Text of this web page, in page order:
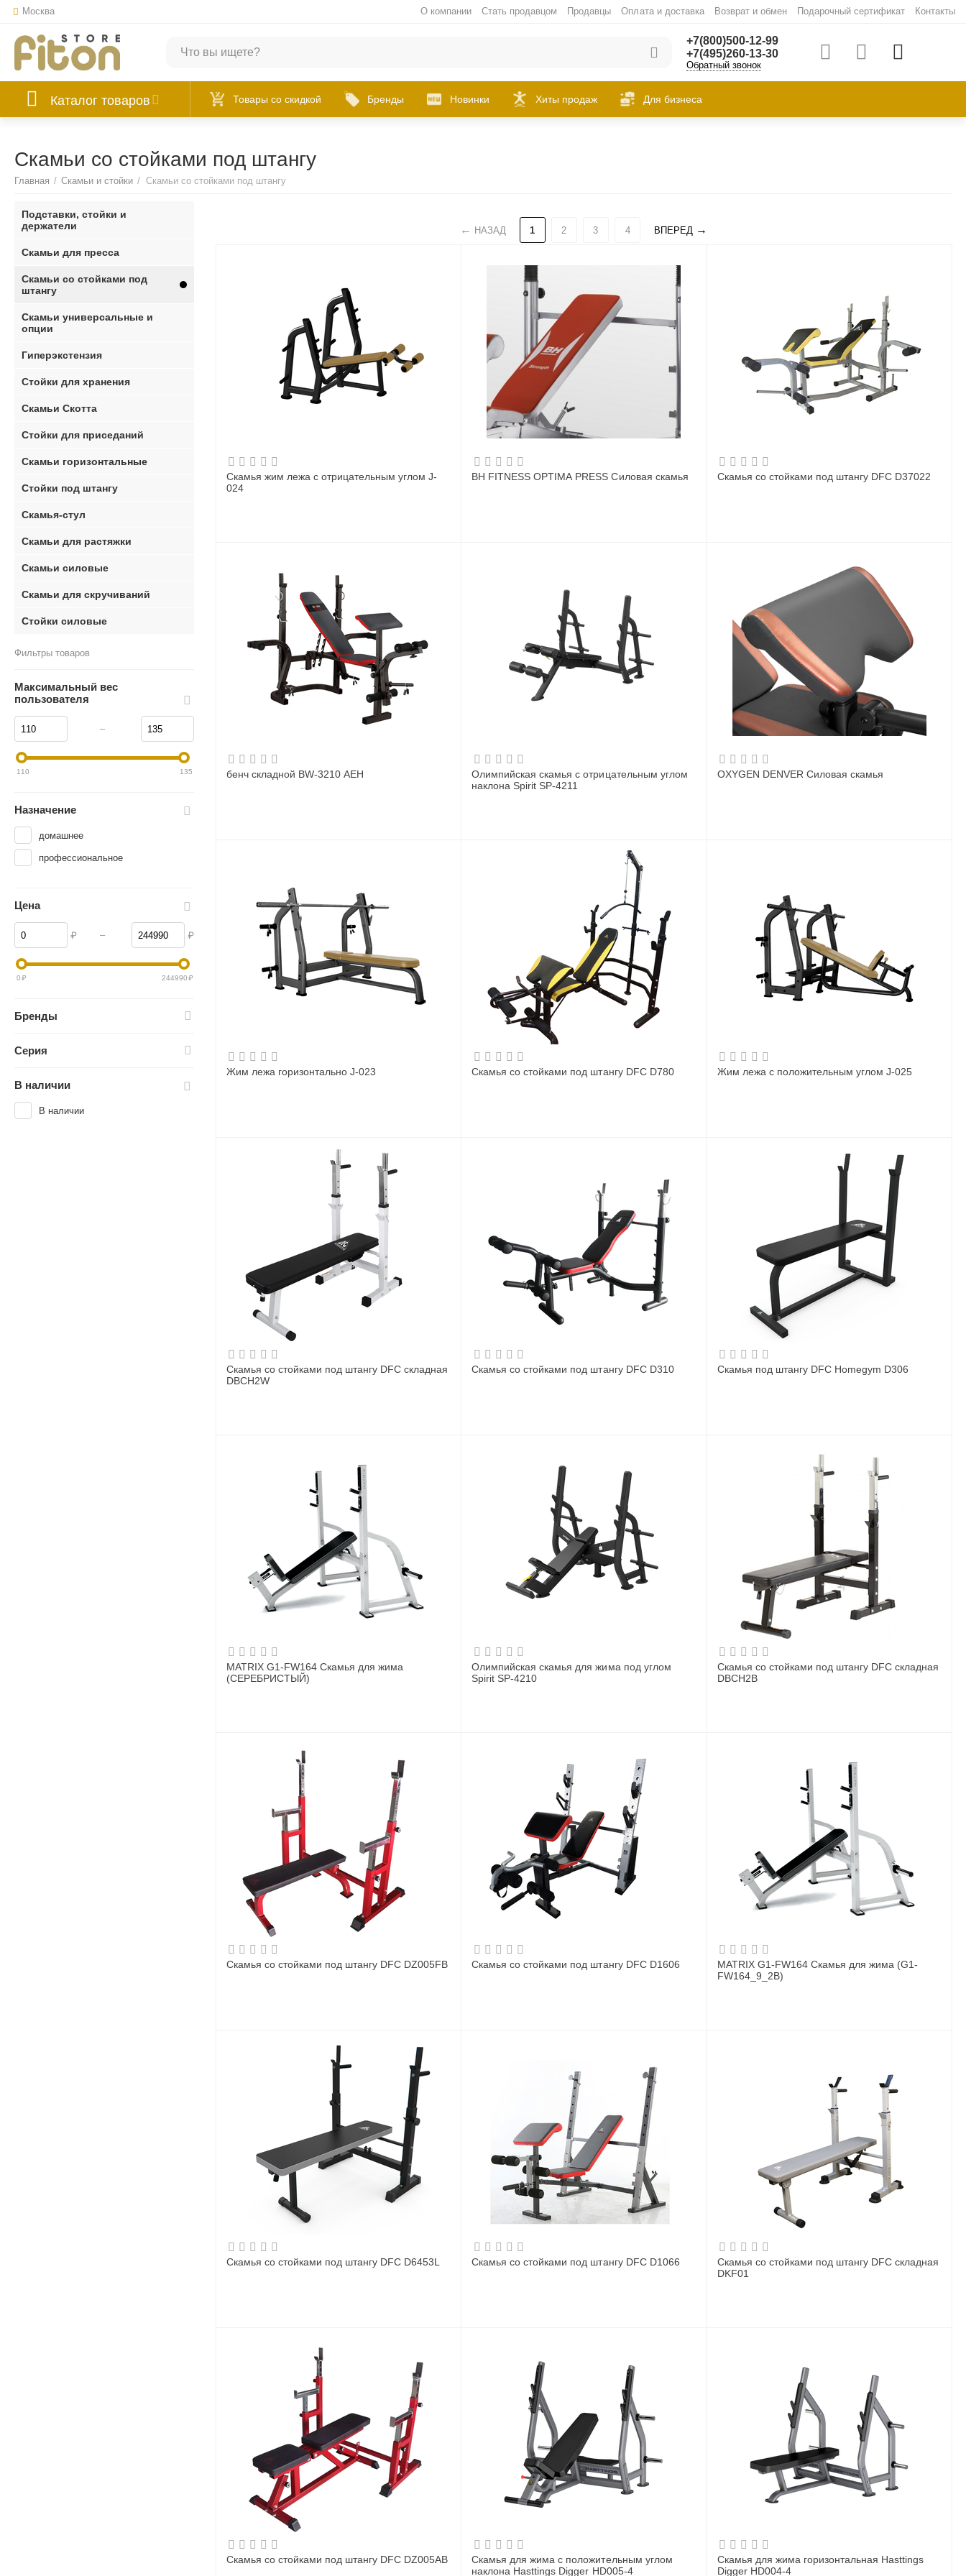
Москва О компании Стать продавцом Продавцы Оплата и доставка Возврат и обмен Подарочный сертификат Контакты
+7(800)500-12-99
+7(495)260-13-30
Обратный звонок
Каталог товаров Товары со скидкой Бренды Новинки Хиты продаж Для бизнеса
Скамьи со стойками под штангу
Главная / Скамьи и стойки / Скамьи со стойками под штангу
НАЗАД 1 2 3 4 ВПЕРЕД
Скамья жим лежа с отрицательным углом J-
024
BH FITNESS OPTIMA PRESS Силовая скамья Скамья со стойками под штангу DFC D37022
бенч складной BW-3210 АЕН
Олимпийская скамья с отрицательным углом
наклона Spirit SP-4211
OXYGEN DENVER Силовая скамья
Жим лежа горизонтально J-023 Скамья со стойками под штангу DFC D780 Жим лежа с положительным углом J-025
Скамья со стойками под штангу DFC складная
DBCH2W
Скамья со стойками под штангу DFC D310 Скамья под штангу DFC Homegym D306
MATRIX G1-FW164 Cкамья для жима
(СЕРЕБРИСТЫЙ)
Олимпийская скамья для жима под углом
Spirit SP-4210
Скамья со стойками под штангу DFC складная
DBCH2B
Скамья со стойками под штангу DFC DZ005FB Скамья со стойками под штангу DFC D1606
MATRIX G1-FW164 Cкамья для жима (G1-
FW164_9_2B)
Скамья со стойками под штангу DFC D6453L Скамья со стойками под штангу DFC D1066
Скамья со стойками под штангу DFC складная
DKF01
Скамья со стойками под штангу DFC DZ005AB
Скамья для жима с положительным углом
наклона Hasttings Digger HD005-4
Скамья для жима горизонтальная Hasttings
Digger HD004-4
Подставки, стойки и
держатели
Скамьи для пресса
Скамьи со стойками под
штангу
Скамьи универсальные и
опции
Гиперэкстензия
Стойки для хранения
Скамьи Скотта
Стойки для приседаний
Скамьи горизонтальные
Стойки под штангу
Скамья-стул
Скамьи для растяжки
Скамьи силовые
Скамьи для скручиваний
Стойки силовые
Фильтры товаров
Максимальный вес
пользователя
–
110 135
Назначение
домашнее
профессиональное
Цена
₽ – ₽
0₽ 244990₽
Бренды
Серия
В наличии
В наличии